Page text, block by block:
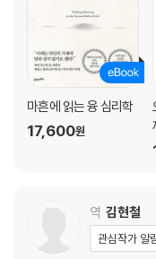
우리는 모두 언젠가 죽는다
빛나는 잠깐의 정지 상태
마흔에 읽는 융 심리학
17,600원
역 김현철
관심작가 알